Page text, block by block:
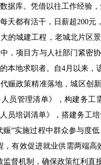
据库。凭借以往工作经验
天都有活干，日薪超200
的城建工程，老城北片区
，项目方与人社部门紧密
本地求职者。自4月以来，
赈政策精准落地，城区创
人员管理清单》，构建务
人员培训清单》，搭建务工
赈”实施过程中群众参与度
，有效促进就业供需两端
监督机制，确保政策红利直